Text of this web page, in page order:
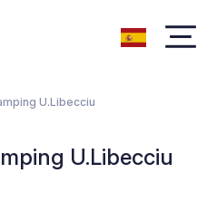
U.Libecciu
U.Libecciu